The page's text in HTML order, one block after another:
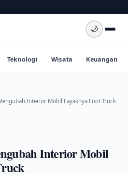
🌙
Teknologi Wisata Keuangan
Interior Mobil Layaknya Foot Truck
Interior Mobil